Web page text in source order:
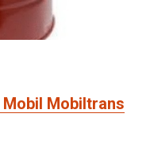
Mobiltrans